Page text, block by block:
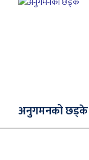
अनुगमनको छड्के